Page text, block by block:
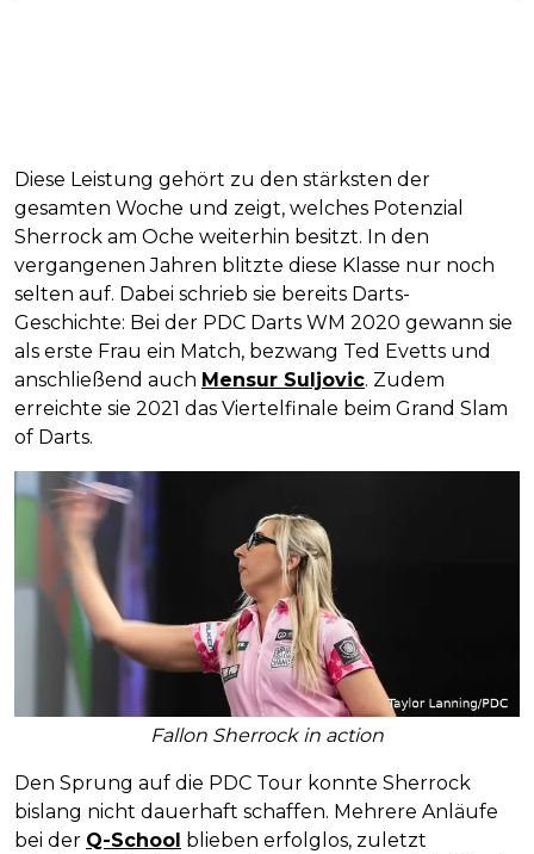
Diese Leistung gehört zu den stärksten der
gesamten Woche und zeigt, welches Potenzial
Sherrock am Oche weiterhin besitzt. In den
vergangenen Jahren blitzte diese Klasse nur noch
selten auf. Dabei schrieb sie bereits Darts-
Geschichte: Bei der PDC Darts WM 2020 gewann sie
als erste Frau ein Match, bezwang Ted Evetts und
anschließend auch Mensur Suljovic. Zudem
erreichte sie 2021 das Viertelfinale beim Grand Slam
of Darts.
Fallon Sherrock in action
Den Sprung auf die PDC Tour konnte Sherrock
bislang nicht dauerhaft schaffen. Mehrere Anläufe
bei der Q-School blieben erfolglos, zuletzt